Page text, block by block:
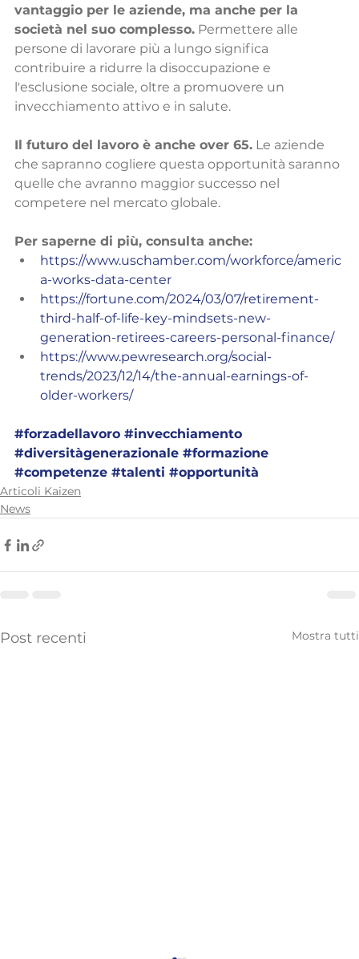
vantaggio per le aziende, ma anche per la
società nel suo complesso. Permettere alle
persone di lavorare più a lungo significa
contribuire a ridurre la disoccupazione e
l'esclusione sociale, oltre a promuovere un
invecchiamento attivo e in salute.
Il futuro del lavoro è anche over 65. Le aziende
che sapranno cogliere questa opportunità saranno
quelle che avranno maggior successo nel
competere nel mercato globale.
Per saperne di più, consulta anche:
https://www.uschamber.com/workforce/americ
a-works-data-center
https://fortune.com/2024/03/07/retirement-
third-half-of-life-key-mindsets-new-
generation-retirees-careers-personal-finance/
https://www.pewresearch.org/social-
trends/2023/12/14/the-annual-earnings-of-
older-workers/
#forzadellavoro #invecchiamento
#diversitàgenerazionale #formazione
#competenze #talenti #opportunità
Articoli Kaizen
News
Post recenti Mostra tutti